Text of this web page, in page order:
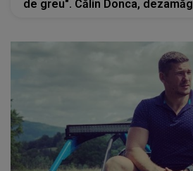
de greu". Călin Donca,